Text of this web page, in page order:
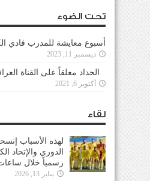
تحت الضوء
أسبوع معايشة للمدرب فادي
ديسمبر 11, 2023
الحداد معلقاً على القناة
أكتوبر 6, 2021
لقاء
لهذه الأسباب
الدوري والإتحاد
رسمياً خلال
يناير 13, 2026